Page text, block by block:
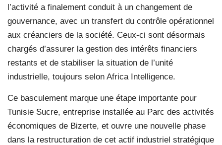
l’activité a finalement conduit à un changement de
gouvernance, avec un transfert du contrôle opérationnel
aux créanciers de la société. Ceux-ci sont désormais
chargés d’assurer la gestion des intérêts financiers
restants et de stabiliser la situation de l’unité
industrielle, toujours selon Africa Intelligence.
Ce basculement marque une étape importante pour
Tunisie Sucre, entreprise installée au Parc des activités
économiques de Bizerte, et ouvre une nouvelle phase
dans la restructuration de cet actif industriel stratégique